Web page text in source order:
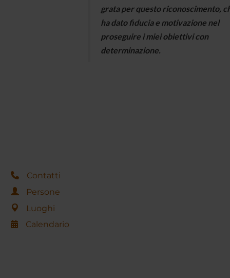
grata per questo riconoscimento,
ha dato fiducia e motivazione nel
proseguire i miei obiettivi con
determinazione.
Contatti
Persone
Luoghi
Calendario